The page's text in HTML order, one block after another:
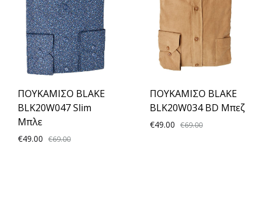
ΠΟΥΚΑΜΙΣΟ BLAKE
BLK20W047 Slim
Μπλε
€49.00 €69.00
ΠΟΥΚΑΜΙΣΟ BLAKE
BLK20W034 BD Μπεζ
€49.00 €69.00